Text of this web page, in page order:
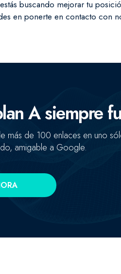
Concentramos la fuerza de +100
buscando mejorar tu
en ponerte en contacto con
A siempre
más de 100 enlaces en uno
amigable a Google.